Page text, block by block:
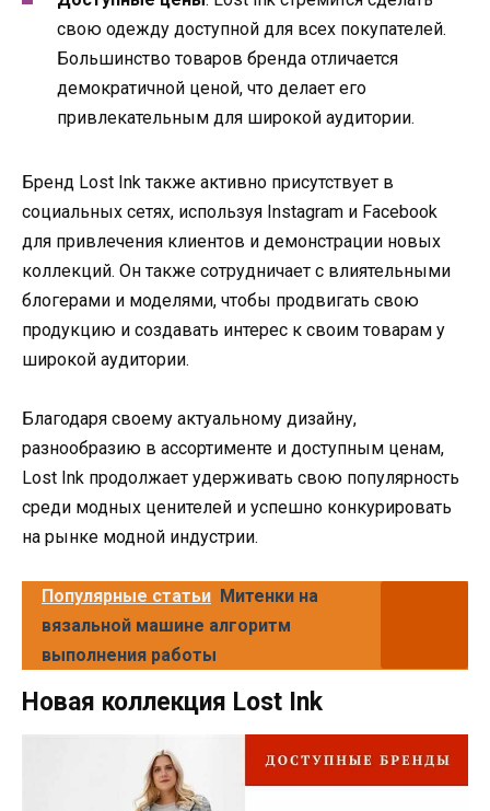
свою одежду доступной для всех покупателей.
Большинство товаров бренда отличается
демократичной ценой, что делает его
привлекательным для широкой аудитории.
Бренд Lost Ink также активно присутствует в
социальных сетях, используя Instagram и Facebook
для привлечения клиентов и демонстрации новых
коллекций. Он также сотрудничает с влиятельными
блогерами и моделями, чтобы продвигать свою
продукцию и создавать интерес к своим товарам у
широкой аудитории.
Благодаря своему актуальному дизайну,
разнообразию в ассортименте и доступным ценам,
Lost Ink продолжает удерживать свою популярность
среди модных ценителей и успешно конкурировать
на рынке модной индустрии.
Популярные статьи Митенки на
вязальной машине алгоритм
выполнения работы
Новая коллекция Lost Ink